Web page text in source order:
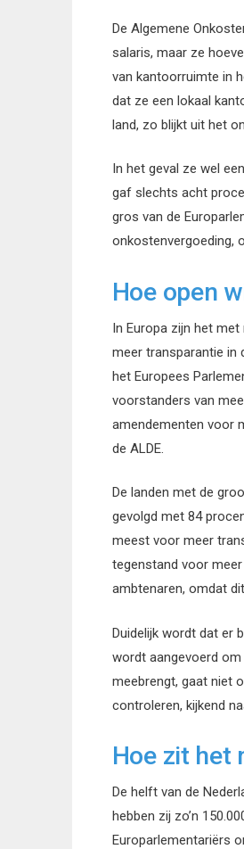
De Algemene
salaris, maar ze
van kantoorruimte in
dat ze een lokaal
land, zo blijkt uit het
In het geval ze wel
gaf slechts acht
gros van de
onkostenvergoeding,
Hoe open
In Europa zijn het
meer transparantie in
het Europees
voorstanders van
amendementen voor
de ALDE.
De landen met de
gevolgd met 84
meest voor meer
tegenstand voor
ambtenaren, omdat
Duidelijk wordt dat er
wordt aangevoerd
meebrengt, gaat niet
controleren, kijkend
Hoe zit het
De helft van de
hebben zij zo’n
Europarlementariërs